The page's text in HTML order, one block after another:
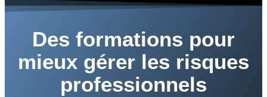
Des formations pour
mieux gérer les risques
professionnels